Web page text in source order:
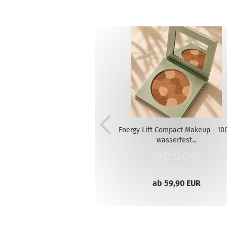
Energy Lift Compact Makeup -
wasserfest...
ab 59,90 EUR